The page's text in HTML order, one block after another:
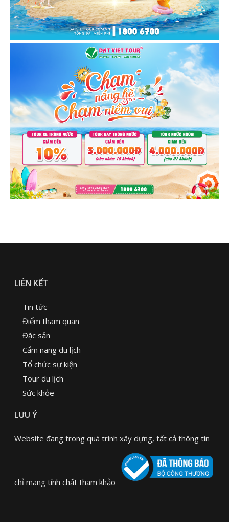
LIÊN KẾT
Tin tức
Điểm tham quan
Đặc sản
Cẩm nang du lịch
Tổ chức sự kiện
Tour du lịch
Sức khỏe
LƯU Ý
Website đang trong quá trình xây dựng, tất cả thông tin
chỉ mang tính chất tham khảo